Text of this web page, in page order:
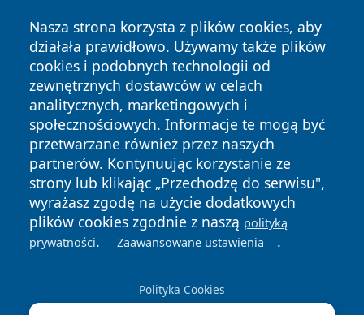
Nasza strona korzysta z plików cookies, aby
działała prawidłowo. Używamy także plików
cookies i podobnych technologii od
zewnętrznych dostawców w celach
analitycznych, marketingowych i
społecznościowych. Informacje te mogą być
przetwarzane również przez naszych
partnerów. Kontynuując korzystanie ze
strony lub klikając „Przechodzę do serwisu",
wyrażasz zgodę na użycie dodatkowych
plików cookies zgodnie z naszą polityką
prywatności. Zaawansowane ustawienia .
Polityka Cookies
Copyright © 2026 tarnowskie24.pl Wszystkie prawa
zastrzeżone.
News Autorzy
Polityka
Prywatności
Polityka
Cookies